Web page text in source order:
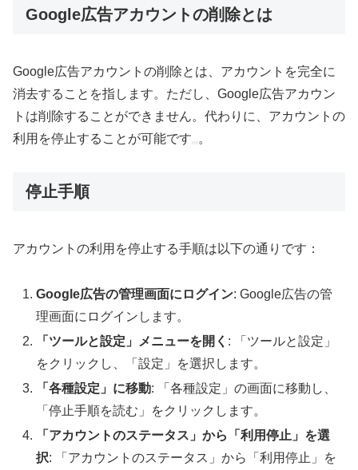
Google広告アカウントの削除とは
Google広告アカウントの削除とは、アカウントを完全に
消去することを指します。ただし、Google広告アカウン
トは削除することができません。代わりに、アカウントの
利用を停止することが可能です
。
停止手順
アカウントの利用を停止する手順は以下の通りです：
Google広告の管理画面にログイン: Google広告の管
理画面にログインします。
「ツールと設定」メニューを開く : 「ツールと設定」
をクリックし、「設定」を選択します。
「各種設定」に移動: 「各種設定」の画面に移動し、
「停止手順を読む」をクリックします。
「アカウントのステータス」から「利用停止」を選
択: 「アカウントのステータス」から「利用停止」を